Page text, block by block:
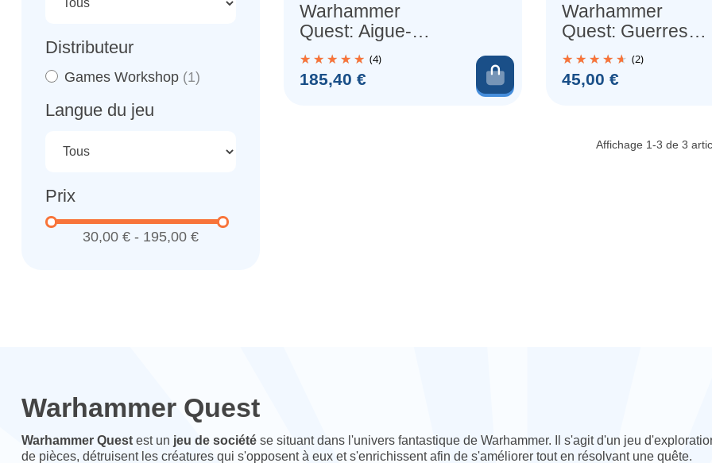
Distributeur
Games Workshop (1)
Langue du jeu
Prix
30,00 € - 195,00 €
Warhammer
Quest: Aigue-
Sombre (x49
Figurines)
(4)
Prix
185,40 € Ajouter au panier
Warhammer
Quest: Guerres
Nocturnes
(2)
Prix
45,00 €
Affichage 1-3 de 3
Warhammer Quest
Warhammer Quest est un jeu de société se situant dans l'univers fantastique de Warhammer. Il s'agit d'un jeu
de pièces, détruisent les créatures qui s'opposent à eux et s'enrichissent afin de s'améliorer tout en résolvant une quête.